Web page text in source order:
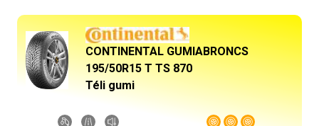
CONTINENTAL GUMIABRONCS
195/50R15 T TS 870
Téli gumi